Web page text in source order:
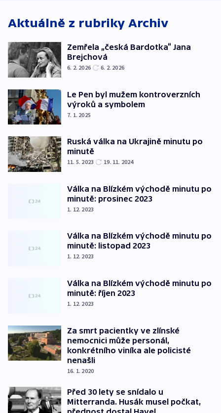
Aktuálně z rubriky Archiv
Zemřela „česká Bardotka“ Jana
Brejchová
6. 2. 2026 6. 2. 2026
Le Pen byl mužem kontroverzních
výroků a symbolem
7. 1. 2025
Ruská válka na Ukrajině minutu po
minutě
11. 5. 2023 19. 11. 2024
Válka na Blízkém východě minutu po
minutě: prosinec 2023
1. 12. 2023
Válka na Blízkém východě minutu po
minutě: listopad 2023
1. 12. 2023
Válka na Blízkém východě minutu po
minutě: říjen 2023
1. 12. 2023
Za smrt pacientky ve zlínské
nemocnici může personál,
konkrétního viníka ale policisté
nenašli
16. 1. 2020
Před 30 lety se snídalo u
Mitterranda. Husák musel počkat,